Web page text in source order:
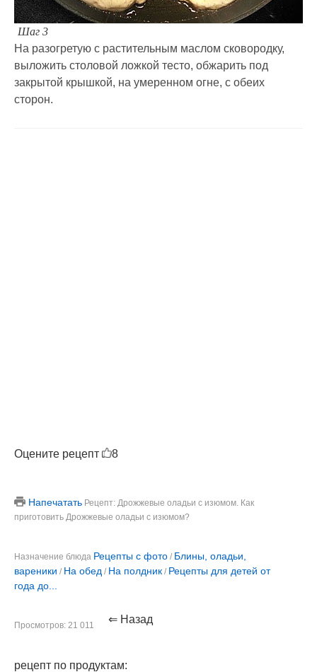
Шаг 3
На разогретую с растительным маслом сковородку,
выложить столовой ложкой тесто, обжарить под
закрытой крышкой, на умеренном огне, с обеих
сторон.
Оцените рецепт 8
Напечатать Рецепт: Дрожжевые оладьи с изюмом. Как
приготовить Дрожжевые оладьи с изюмом?
Назначение блюда Рецепты с фото / Блины, оладьи,
вареники / На обед / На полдник / Рецепты для детей от
года до...
Просмотров: 21 011 ⇐ Назад
рецепт по продуктам: